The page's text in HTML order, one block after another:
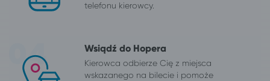
telefonu kierowcy.
Wsiądź do Hopera
Kierowca odbierze Cię z miejsca
wskazanego na bilecie i pomoże